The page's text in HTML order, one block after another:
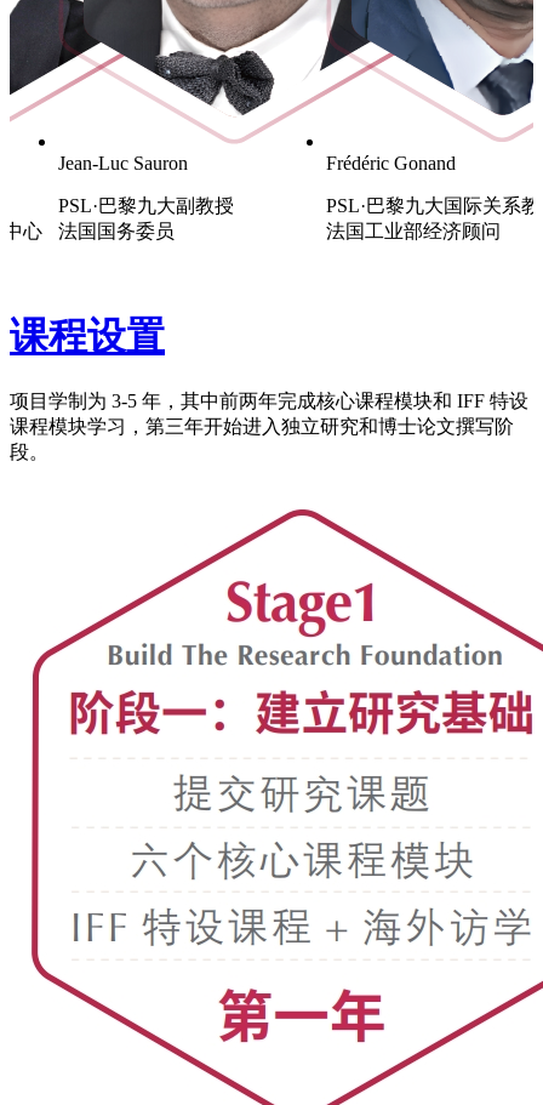
心
Jean-Luc Sauron
PSL·巴黎九大副教授
法国国务委员
Frédéric Gonand
PSL·巴黎九大国际关系
法国工业部经济顾问
课程设置
项目学制为 3-5 年，其中前两年完成核心课程模块和 IFF 特设
课程模块学习，第三年开始进入独立研究和博士论文撰写阶
段。